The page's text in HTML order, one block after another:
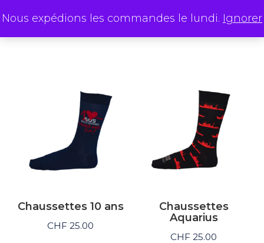
Nous expédions les commandes le lundi. Ignorer
Chaussettes 10 ans
CHF 25.00
Chaussettes
Aquarius
CHF 25.00